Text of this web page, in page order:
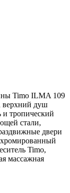
Timo ILMA 109
верхний душ
и тропический
стали,
двери
Timo,
массажная